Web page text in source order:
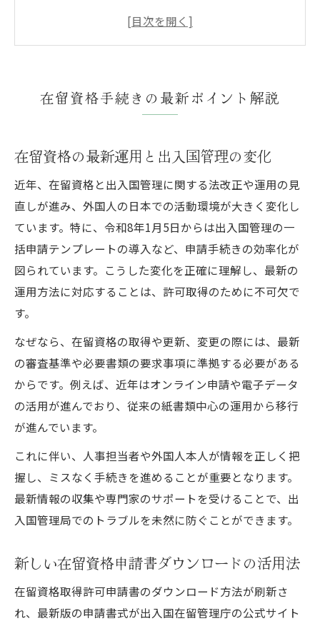
出入国管理の審査要領と在留資格条件解説
入国管理局とは何か在留資格制度の基礎
新生児の在留資格手続きと管理局の対応
在留資格取得条件を知り正確な準備をしよ
う
出入国管理の制度と在留資格の種類を整理
在留資格取得の流れを基本から学ぶ
申請成功へ導く在留資格の準備とは
在留資格取得許可申請書のダウンロード方
法
審査要領に沿った在留資格書類の作成ポイ
ント
出入国管理局での在留資格申請の流れを理
解
在留資格取得の流れを分かりやすく紹介
ト
説
在留資格手続きの最新ポイント解説
在留資格の最新運用と出入国管理の変化
近年、在留資格と出入国管理に関する法改正や運用の見
直しが進み、外国人の日本での活動環境が大きく変化し
ています。特に、令和8年1月5日からは出入国管理の一
括申請テンプレートの導入など、申請手続きの効率化が
図られています。こうした変化を正確に理解し、最新の
運用方法に対応することは、許可取得のために不可欠で
す。
なぜなら、在留資格の取得や更新、変更の際には、最新
の審査基準や必要書類の要求事項に準拠する必要がある
からです。例えば、近年はオンライン申請や電子データ
の活用が進んでおり、従来の紙書類中心の運用から移行
が進んでいます。
これに伴い、人事担当者や外国人本人が情報を正しく把
握し、ミスなく手続きを進めることが重要となります。
最新情報の収集や専門家のサポートを受けることで、出
入国管理局でのトラブルを未然に防ぐことができます。
新しい在留資格申請書ダウンロードの活用法
在留資格取得許可申請書のダウンロード方法が刷新さ
れ、最新版の申請書式が出入国在留管理庁の公式サイト